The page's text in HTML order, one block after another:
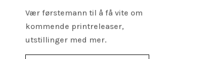
Vær førstemann til å få vite om
kommende printreleaser,
utstillinger med mer.